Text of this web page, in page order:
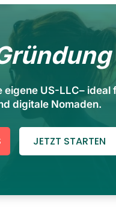
eigene US-LLC–
digitale Nomaden.
JETZT STARTEN